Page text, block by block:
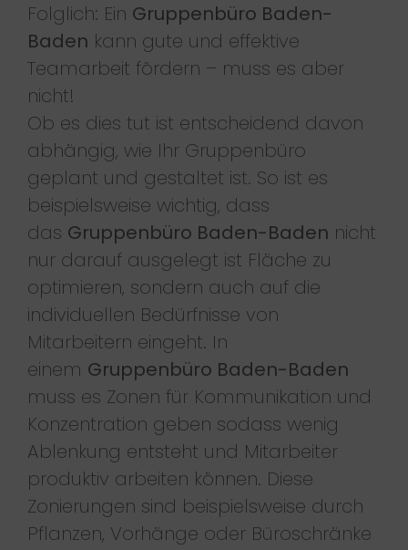
Folglich: Ein Gruppenbüro Baden-
Baden kann gute und effektive
Teamarbeit fördern – muss es aber
nicht!
Ob es dies tut ist entscheidend davon
abhängig, wie Ihr Gruppenbüro
geplant und gestaltet ist. So ist es
beispielsweise wichtig, dass
das Gruppenbüro Baden-Baden nicht
nur darauf ausgelegt ist Fläche zu
optimieren, sondern auch auf die
individuellen Bedürfnisse von
Mitarbeitern eingeht. In
einem Gruppenbüro Baden-Baden
muss es Zonen für Kommunikation und
Konzentration geben sodass wenig
Ablenkung entsteht und Mitarbeiter
produktiv arbeiten können. Diese
Zonierungen sind beispielsweise durch
Pflanzen, Vorhänge oder Büroschränke